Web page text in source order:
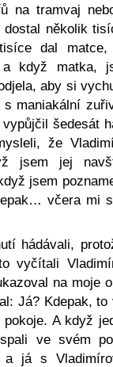
na tramvaj
dostal několik
dal matce,
když matka,
aby si
maniakální
šedesát
že
jsem jej
jsem
včera mi
hádávali,
vyčítali
na moje
Já? Kdepak, to
A když
ve svém
já s